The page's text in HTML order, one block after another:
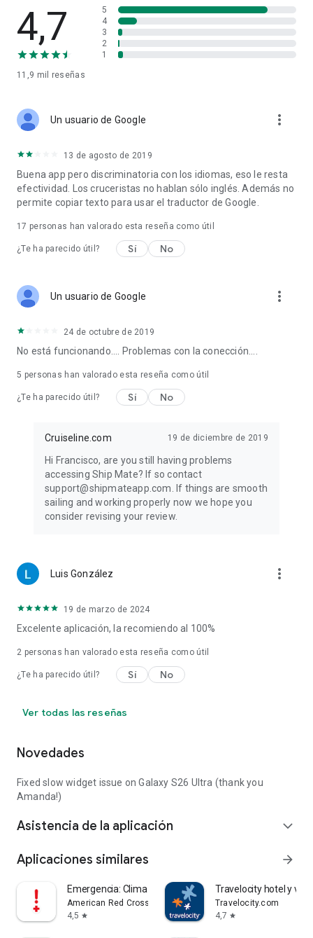
Guarda tus próximos cruceros
Guarda información de reservas, créditos de crucero,
🛳 Líneas de Cruceros Compatibles
cruceros, incluyendo:
Royal Caribbean
Norwegian Cruise Line (NCL)
Princess Cruises
Holland America Line
Celebrity Cruises
Disney Cruise Line
💬 Opiniones de los cruceristas
⭐️⭐️⭐️⭐️⭐️
en mi crucero. ¡Una aplicación increíble!”
“¡Me encanta la cuenta regresiva, las reseñas y la
real valen la pena por sí solos.”
Descarga Shipmate y prepárate para navegar de forma más
inteligente.
Tanto si estás planeando tu próximo viaje como si ya estás a
bordo, Shipmate te mantiene informado, organizado y
4,7
11,9 mil reseñas
5
4
3
2
1
Un usuario de Google more_vert
13 de agosto de 2019
Buena app pero discriminatoria con los idiomas, eso le resta
efectividad. Los cruceristas no hablan sólo inglés. Además no
permite copiar texto para usar el traductor de Google.
17 personas han valorado esta reseña como útil
¿Te ha parecido útil? Sí No
Un usuario de Google more_vert
24 de octubre de 2019
No está funcionando.... Problemas con la conección....
5 personas han valorado esta reseña como útil
¿Te ha parecido útil? Sí No
Cruiseline.com 19 de diciembre de 2019
Hi Francisco, are you still having problems
accessing Ship Mate? If so contact
support@shipmateapp.com. If things are smooth
sailing and working properly now we hope you
consider revising your review.
Luis González more_vert
19 de marzo de 2024
Excelente aplicación, la recomiendo al 100%
2 personas han valorado esta reseña como útil
¿Te ha parecido útil? Sí No
Ver todas las reseñas
Novedades
Fixed slow widget issue on Galaxy S26 Ultra (thank you
Amanda!)
Asistencia de la aplicación expand_more
Aplicaciones similares arrow_forward
Emergencia: Clima Severo
American Red Cross
4,5 star
Travelocity hotel y
Travelocity.com
4,7 star